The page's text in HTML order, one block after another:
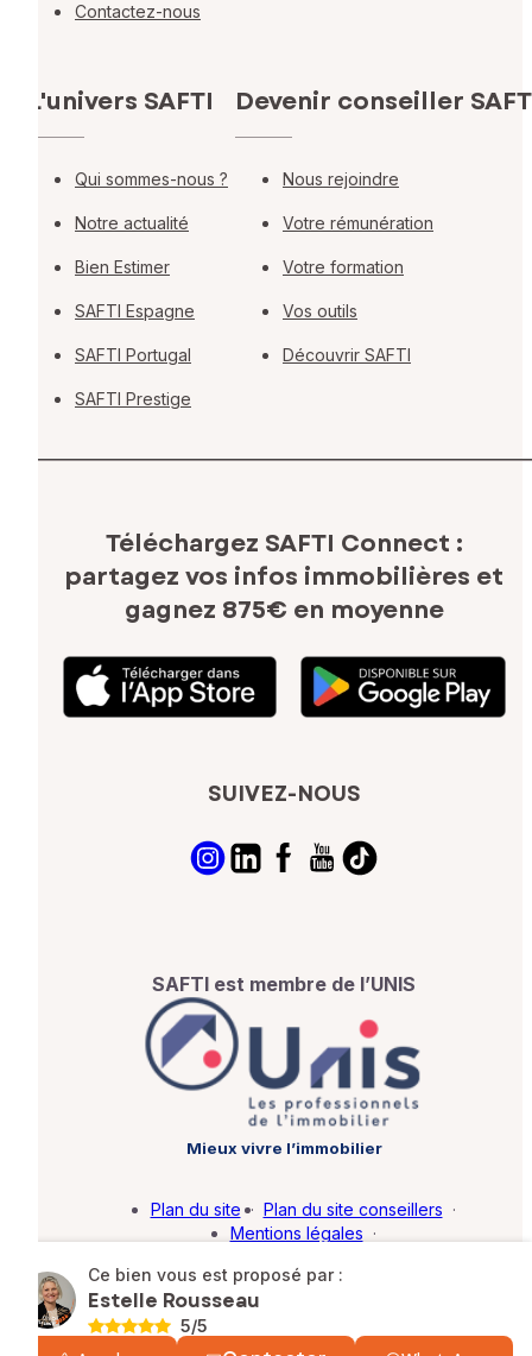
Ce bien vous est proposé par :
Estelle Rousseau
5/5
Contactez-nous
L'univers SAFTI
Qui sommes-nous ?
Notre actualité
Bien Estimer
SAFTI Espagne
SAFTI Portugal
SAFTI Prestige
Devenir conseiller
Nous rejoindre
Votre rémunération
Votre formation
Vos outils
Découvrir SAFTI
Téléchargez SAFTI Connect :
partagez vos infos immobilières et
gagnez 875€ en moyenne
SUIVEZ-NOUS
SAFTI est membre de l’UNIS
Mieux vivre l’immobilier
© SAFTI 2026. Tous droits réservés.
Plan du site · Plan du site conseillers ·
Mentions légales ·
Barème d'honoraires · Paramétrer mes cookies